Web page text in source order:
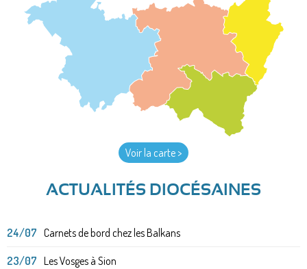
Voir la carte >
ACTUALITÉS DIOCÉSAINES
24/07 Carnets de bord chez les Balkans
23/07 Les Vosges à Sion